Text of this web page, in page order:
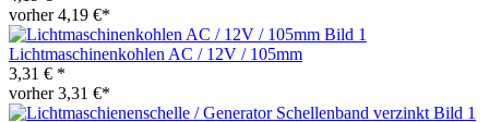
vorher 4,19 €*
Lichtmaschinenkohlen AC / 12V / 105mm
3,31 € *
vorher 3,31 €*